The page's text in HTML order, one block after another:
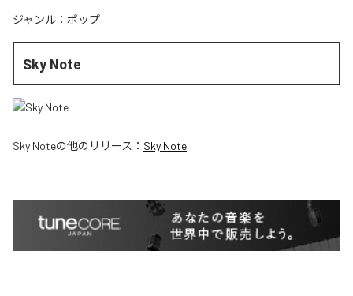
ジャンル： ポップ
Sky Note
Sky Noteの他のリリース： Sky Note